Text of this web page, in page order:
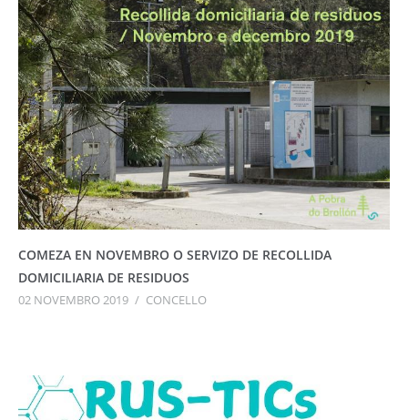
COMEZA EN NOVEMBRO O SERVIZO DE RECOLLIDA
DOMICILIARIA DE RESIDUOS
02 NOVEMBRO 2019 / CONCELLO